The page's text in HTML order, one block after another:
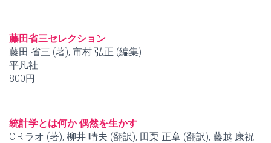
藤田省三セレクション
藤田 省三 (著), 市村 弘正 (編集)
平凡社
800円
統計学とは何か 偶然を生かす
C.R.ラオ (著), 柳井 晴夫 (翻訳), 田栗 正章 (翻訳), 藤越 康祝